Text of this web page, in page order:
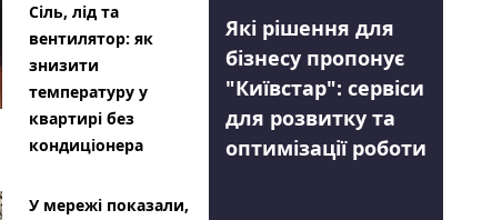
Сіль, лід та
вентилятор: як
знизити
температуру у
квартирі без
кондиціонера
У мережі показали,
Які рішення для
бізнесу пропонує
"Київстар": сервіси
для розвитку та
оптимізації роботи